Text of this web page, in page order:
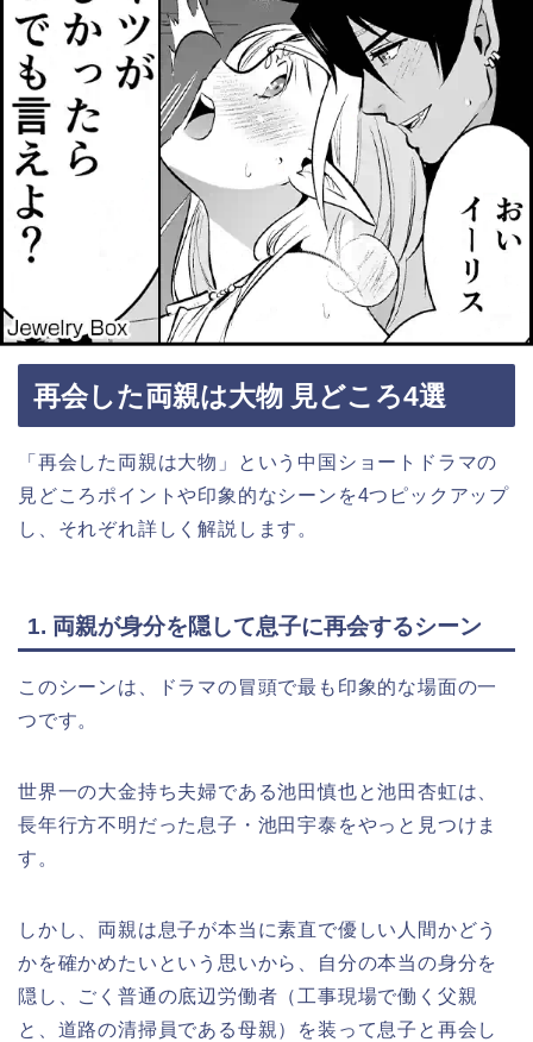
再会した両親は大物 見どころ4選
「再会した両親は大物」という中国ショートドラマの
見どころポイントや印象的なシーンを4つピックアップ
し、それぞれ詳しく解説します。
1. 両親が身分を隠して息子に再会するシーン
このシーンは、ドラマの冒頭で最も印象的な場面の一
つです。
世界一の大金持ち夫婦である池田慎也と池田杏虹は、
長年行方不明だった息子・池田宇泰をやっと見つけま
す。
しかし、両親は息子が本当に素直で優しい人間かどう
かを確かめたいという思いから、自分の本当の身分を
隠し、ごく普通の底辺労働者（工事現場で働く父親
と、道路の清掃員である母親）を装って息子と再会し